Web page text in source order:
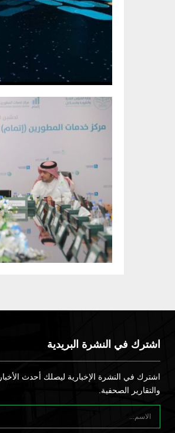
اشترك في النشرة البريدية
اشترك في النشرة الإخبارية ليصلك أحدث الأخبار
والتقارير الصحفية.